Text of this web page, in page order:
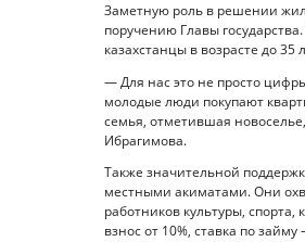
Заметную роль в решении
поручению Главы
казахстанцы в возрасте до 35
— Для нас это не просто
молодые люди покупают
семья, отметившая
Ибрагимова.
Также значительной
местными акиматами. Они
работников культуры,
взнос от 10%, ставка по